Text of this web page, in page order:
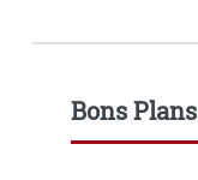
Bons Plans